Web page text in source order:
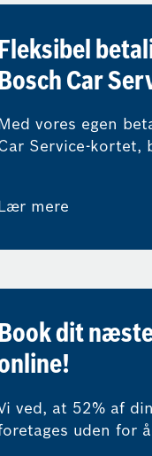
Car
vores egen
Service-kortet,
mere
dit
ved, at 52% af
uden for